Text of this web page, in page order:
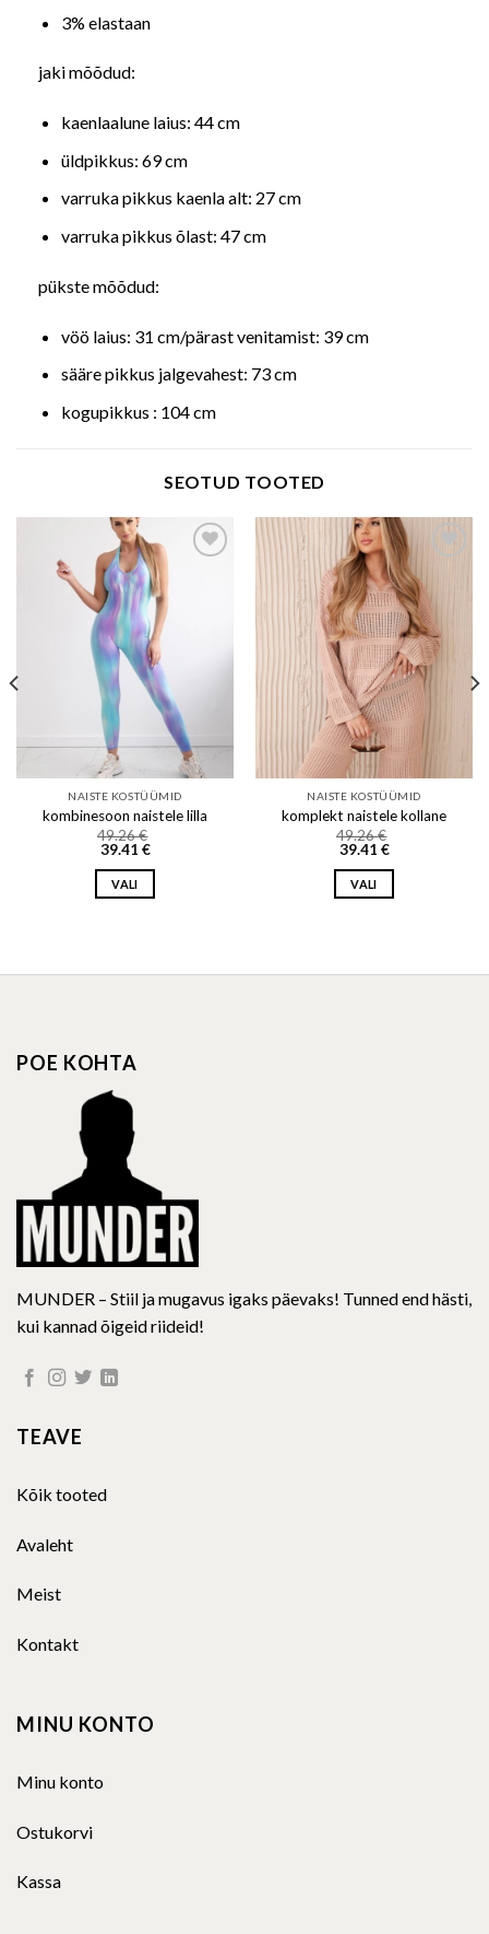
3% elastaan
jaki mõõdud:
kaenlaalune laius: 44 cm
üldpikkus: 69 cm
varruka pikkus kaenla alt: 27 cm
varruka pikkus õlast: 47 cm
pükste mõõdud:
vöö laius: 31 cm/pärast venitamist: 39 cm
sääre pikkus jalgevahest: 73 cm
kogupikkus : 104 cm
SEOTUD TOOTED
Add to wishlist
NAISTE KOSTÜÜMID
kombinesoon naistele lilla
49.26€
39.41 €
VALI
multiple
may
chosen
on
the
product
page
Add to wishlist
NAISTE KOSTÜÜMID
komplekt naistele kollane
49.26€
39.41 €
VALI
multiple
POE KOHTA
MUNDER – Stiil ja mugavus igaks päevaks! Tunned end hästi,
kui kannad õigeid riideid!
TEAVE
Kõik tooted
Avaleht
Meist
Kontakt
MINU KONTO
Minu konto
Ostukorvi
Kassa